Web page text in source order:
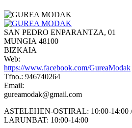
SAN PEDRO ENPARANTZA, 01
MUNGIA 48100
BIZKAIA
Web:
https://www.facebook.com/GureaModak
Tfno.: 946740264
Email:
gureamodak@gmail.com
ASTELEHEN-OSTIRAL: 10:00-14:00
LARUNBAT: 10:00-14:00